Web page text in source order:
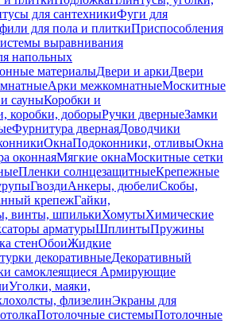
для сантехникиФуги для
для пола и плиткиПриспособления
выравнивания
напольных
материалыДвери и аркиДвери
Арки межкомнатныеМоскитные
сауныКоробки и
коробки, доборыРучки дверныеЗамки
Фурнитура двернаяДоводчики
ОкнаПодоконники, отливыОкна
оконнаяМягкие окнаМоскитные сетки
Пленки солнцезащитныеКрепежные
ГвоздиАнкеры, дюбелиСкобы,
крепежГайки,
винты, шпилькиХомутыХимические
арматурыШплинтыПружины
стенОбоиЖидкие
декоративныеДекоративный
самоклеящиеся Армирующие
Уголки, маяки,
флизелинЭкраны для
Потолочные системыПотолочные